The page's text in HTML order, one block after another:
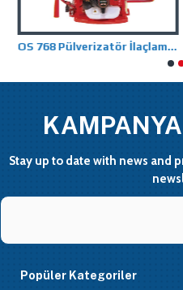
OS 768 Pülverizatör İlaçlama (20 L)
Stay up to date with news and
Popüler Kategoriler